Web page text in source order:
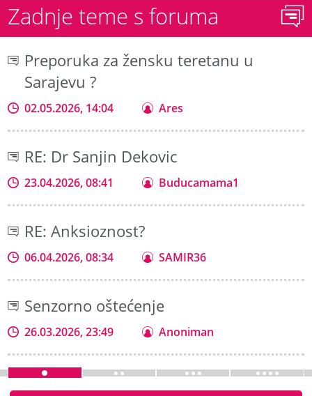
Zadnje teme s foruma
Preporuka za žensku teretanu u
Sarajevu ?
02.05.2026, 14:04 Ares
RE: Dr Sanjin Dekovic
23.04.2026, 08:41 Buducamama1
RE: Anksioznost?
06.04.2026, 08:34 SAMIR36
Senzorno oštećenje
26.03.2026, 23:49 Anoniman